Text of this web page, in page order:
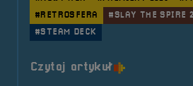
#RETROSFERA
#SLAY THE SPIRE 2
#STEAM DECK
Czytaj artykuło tytule 🦃